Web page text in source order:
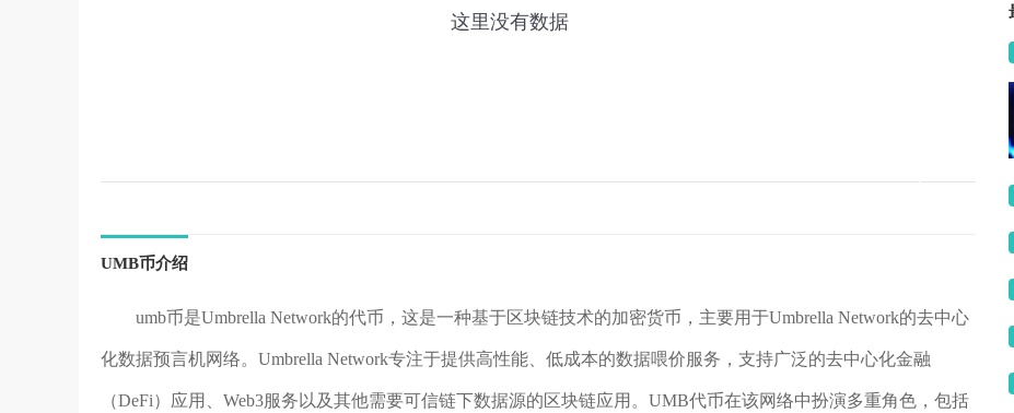
UMB币介绍
umb币是Umbrella Network的代币，这是一种基于区块链技术的加密货币，主要用于Umbrella Network的去中心
化数据预言机网络。Umbrella Network专注于提供高性能、低成本的数据喂价服务，支持广泛的去中心化金融
（DeFi）应用、Web3服务以及其他需要可信链下数据源的区块链应用。UMB代币在该网络中扮演多重角色，包括